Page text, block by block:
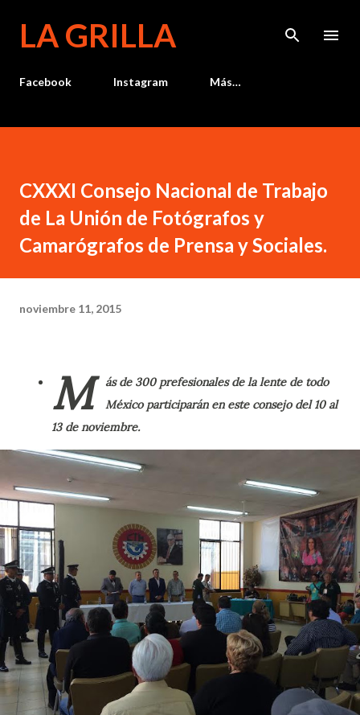
LA GRILLA
Facebook Instagram Más…
CXXXI Consejo Nacional de Trabajo
de La Unión de Fotógrafos y
Camarógrafos de Prensa y Sociales.
noviembre 11, 2015
M
ás de 300 prefesionales de la lente de todo
México participarán en este consejo del 10 al
13 de noviembre.